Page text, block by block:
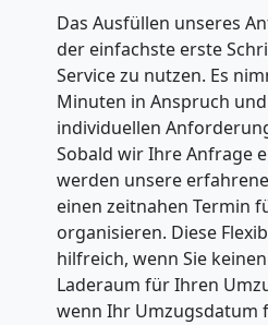
Das Ausfüllen unseres
der einfachste erste
Service zu nutzen. Es
Minuten in Anspruch
individuellen
Sobald wir Ihre Anfrage
werden unsere
einen zeitnahen Termin
organisieren. Diese
hilfreich, wenn Sie
Laderaum für Ihren
wenn Ihr Umzugsdatum